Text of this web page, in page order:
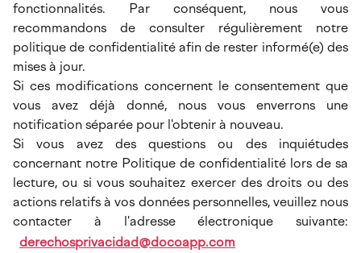
fonctionnalités. Par conséquent, nous vous
recommandons de consulter régulièrement notre
politique de confidentialité afin de rester informé(e) des
mises à jour.
Si ces modifications concernent le consentement que
vous avez déjà donné, nous vous enverrons une
notification séparée pour l'obtenir à nouveau.
Si vous avez des questions ou des inquiétudes
concernant notre Politique de confidentialité lors de sa
lecture, ou si vous souhaitez exercer des droits ou des
actions relatifs à vos données personnelles, veuillez nous
contacter à l'adresse électronique suivante:
derechosprivacidad@docoapp.com